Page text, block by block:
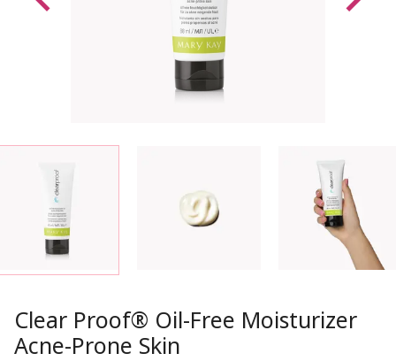
Clear Proof® Oil-Free Moisturizer
Acne-Prone Skin